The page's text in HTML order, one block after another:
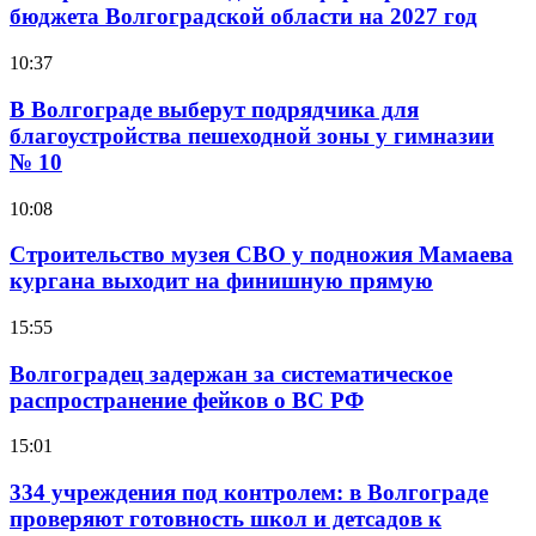
бюджета Волгоградской области на 2027 год
10:37
В Волгограде выберут подрядчика для
благоустройства пешеходной зоны у гимназии
№ 10
10:08
Строительство музея СВО у подножия Мамаева
кургана выходит на финишную прямую
15:55
Волгоградец задержан за систематическое
распространение фейков о ВС РФ
15:01
334 учреждения под контролем: в Волгограде
проверяют готовность школ и детсадов к